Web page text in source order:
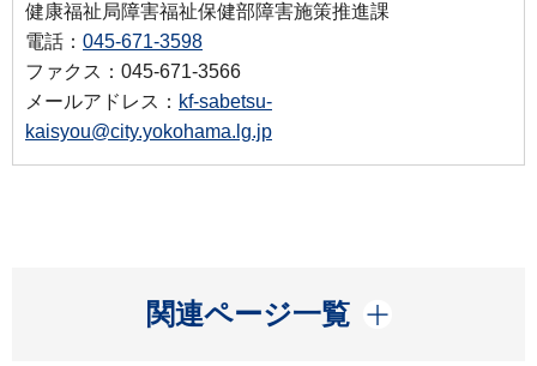
健康福祉局障害福祉保健部障害施策推進課
電話： 045-671-3598
ファクス：045-671-3566
メールアドレス： kf-sabetsu-
kaisyou@city.yokohama.lg.jp
関連ページ一覧
開く